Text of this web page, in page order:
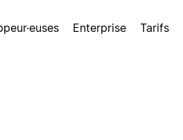
Enterprise Tarifs